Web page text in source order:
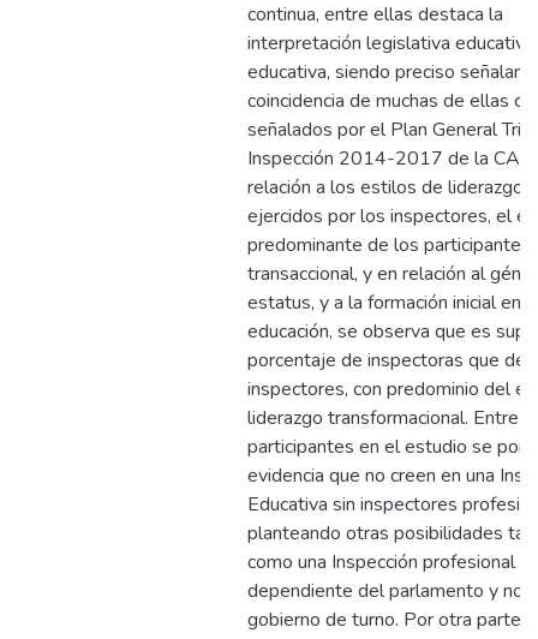
continua, entre ellas destaca la
interpretación legislativa
educativa, siendo preciso señalar la
coincidencia de muchas de ellas
señalados por el Plan General
Inspección 2014-2017 de la
relación a los estilos de liderazgo
ejercidos por los inspectores, el
predominante de los participantes
transaccional, y en relación al
estatus, y a la formación inicial en
educación, se observa que es
porcentaje de inspectoras que de
inspectores, con predominio del
liderazgo transformacional. Entre
participantes en el estudio se
evidencia que no creen en una
Educativa sin inspectores
planteando otras posibilidades
como una Inspección profesional
dependiente del parlamento y no
gobierno de turno. Por otra parte,